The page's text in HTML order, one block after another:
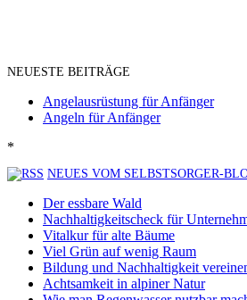
NEUESTE BEITRÄGE
Angelausrüstung für Anfänger
Angeln für Anfänger
*
NEUES VOM SELBSTSORGER-
Der essbare Wald
Nachhaltigkeitscheck für
Vitalkur für alte Bäume
Viel Grün auf wenig Raum
Bildung und Nachhaltigkeit
Achtsamkeit in alpiner Natur